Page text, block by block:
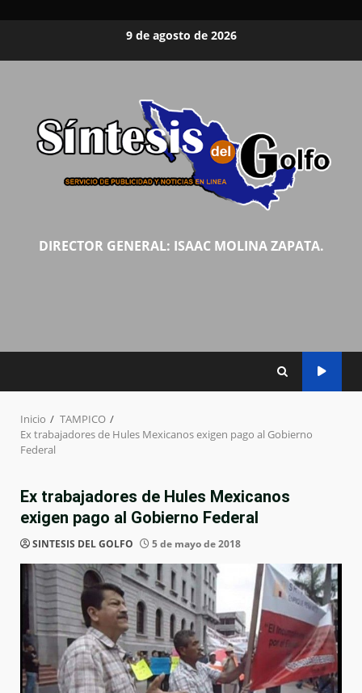
9 de agosto de 2026
DIRECTOR GENERAL: ISAAC MOLINA ZAPATA.
Inicio
TAMPICO
Ex trabajadores de Hules Mexicanos exigen pago al Gobierno
Federal
Ex trabajadores de Hules Mexicanos
exigen pago al Gobierno Federal
SINTESIS DEL GOLFO 5 de mayo de 2018